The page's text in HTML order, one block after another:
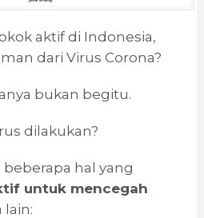
aktif di Indonesia,
dari Virus Corona?
bukan begitu.
dilakukan?
beberapa hal yang
untuk mencegah
lain: